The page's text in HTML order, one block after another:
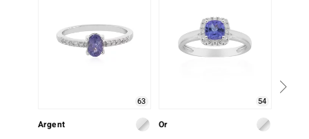
63
Argent
54
Or